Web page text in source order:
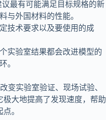
议最有可能满足目标规格的新
与外国材料的性能。
技术要求以及要使用的成
实验室结果都会改进模型的
。
变实验室验证、现场试验、
大地提高了发现速度，帮助
。